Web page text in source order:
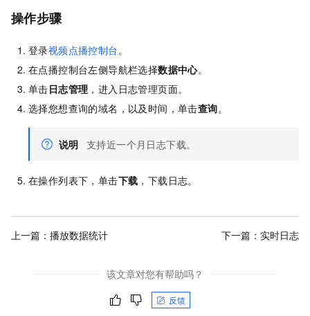
操作步骤
登录视频点播控制台。
在点播控制台左侧导航栏选择数据中心。
单击日志管理 ，进入日志管理页面。
选择您想查询的域名，以及时间，单击查询。
说明 支持近一个月日志下载。
在操作列表下，单击下载 ，下载日志。
上一篇： 播放数据统计 下一篇： 实时日志
该文章对您有帮助吗？
反馈